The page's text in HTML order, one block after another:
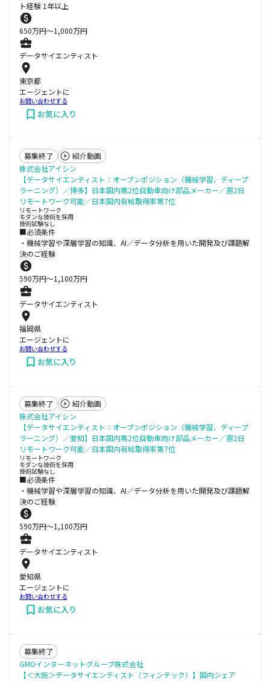
ト経験 1年以上
650万円〜1,000万円
データサイエンティスト
東京都
エージェントに
お問い合わせする
お気に入り
募集終了
紹介動画
株式会社アイシン
【データサイエンティスト：オープンポジション（機械学習、ディープ
ラーニング）／博多】日本国内第2位自動車向け部品メーカー／週2日
リモートワーク可能／日本国内有給取得率第7位
リモートワーク
モダンな技術を採用
技術試験なし
■必須条件
・機械学習や深層学習の知識、AI／データ分析を用いた開発及び課題解
決のご経験
590万円〜1,100万円
データサイエンティスト
福岡県
エージェントに
お問い合わせする
お気に入り
募集終了
紹介動画
株式会社アイシン
【データサイエンティスト：オープンポジション（機械学習、ディープ
ラーニング）／愛知】日本国内第2位自動車向け部品メーカー／週2日
リモートワーク可能／日本国内有給取得率第7位
リモートワーク
モダンな技術を採用
技術試験なし
■必須条件
・機械学習や深層学習の知識、AI／データ分析を用いた開発及び課題解
決のご経験
590万円〜1,100万円
データサイエンティスト
愛知県
エージェントに
お問い合わせする
お気に入り
募集終了
GMOインターネットグループ株式会社
【＜大阪＞データサイエンティスト（フィンテック）】国内シェア